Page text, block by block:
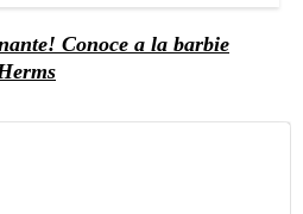
Conoce a la barbie